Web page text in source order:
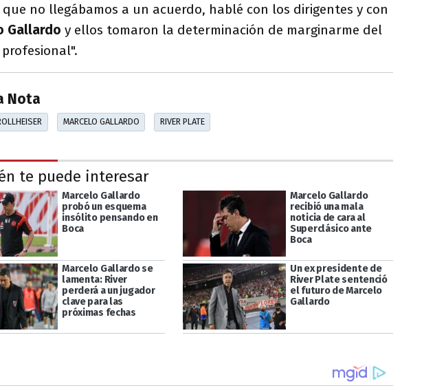
que no llegábamos a un acuerdo, hablé con los dirigentes y con
Gallardo y ellos tomaron la determinación de marginarme del
Nota
MARCELO GALLARDO RIVER PLATE
te puede interesar
Marcelo Gallardo
probó un esquema
insólito pensando en
Boca
Marcelo Gallardo
recibió una mala
noticia de cara al
Superclásico ante
Boca
Marcelo Gallardo se
lamenta: River
perderá a un jugador
clave para las
próximas fechas
Un ex presidente de
River Plate sentenció
el futuro de Marcelo
Gallardo